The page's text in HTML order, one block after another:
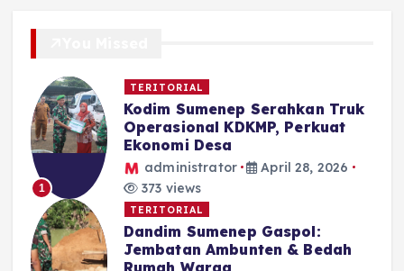
1
TERITORIAL
Kodim Sumenep Serahkan Truk
Operasional KDKMP, Perkuat
Ekonomi Desa
administrator
April 28, 2026
373 views
TERITORIAL
Dandim Sumenep Gaspol:
Jembatan Ambunten & Bedah